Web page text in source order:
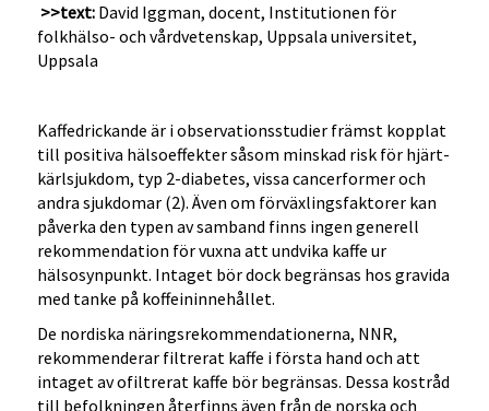
>>text: David Iggman, docent, Institutionen för
folkhälso- och vårdvetenskap, Uppsala universitet,
Uppsala
Kaffedrickande är i observationsstudier främst kopplat
till positiva hälsoeffekter såsom minskad risk för hjärt-
kärlsjukdom, typ 2-diabetes, vissa cancerformer och
andra sjukdomar (2). Även om förväxlingsfaktorer kan
påverka den typen av samband finns ingen generell
rekommendation för vuxna att undvika kaffe ur
hälsosynpunkt. Intaget bör dock begränsas hos gravida
med tanke på koffeininnehållet.
De nordiska näringsrekommendationerna, NNR,
rekommenderar filtrerat kaffe i första hand och att
intaget av ofiltrerat kaffe bör begränsas. Dessa kostråd
till befolkningen återfinns även från de norska och